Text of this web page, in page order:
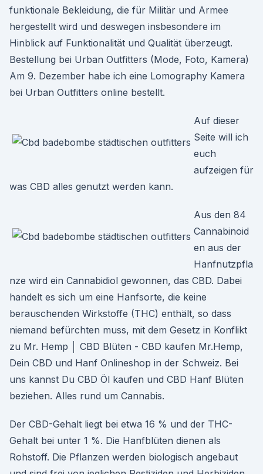
funktionale Bekleidung, die für Militär und Armee
hergestellt wird und deswegen insbesondere im
Hinblick auf Funktionalität und Qualität überzeugt.
Bestellung bei Urban Outfitters (Mode, Foto, Kamera)
Am 9. Dezember habe ich eine Lomography Kamera
bei Urban Outfitters online bestellt.
Auf dieser
Seite will ich
euch
aufzeigen für
was CBD alles genutzt werden kann.
Aus den 84
Cannabinoid
en aus der
Hanfnutzpfla
nze wird ein Cannabidiol gewonnen, das CBD. Dabei
handelt es sich um eine Hanfsorte, die keine
berauschenden Wirkstoffe (THC) enthält, so dass
niemand befürchten muss, mit dem Gesetz in Konflikt
zu Mr. Hemp │ CBD Blüten - CBD kaufen Mr.Hemp,
Dein CBD und Hanf Onlineshop in der Schweiz. Bei
uns kannst Du CBD Öl kaufen und CBD Hanf Blüten
beziehen. Alles rund um Cannabis.
Der CBD-Gehalt liegt bei etwa 16 % und der THC-
Gehalt bei unter 1 %. Die Hanfblüten dienen als
Rohstoff. Die Pflanzen werden biologisch angebaut